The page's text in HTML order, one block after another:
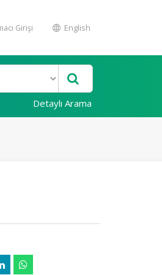
Girişi English
Detaylı Arama